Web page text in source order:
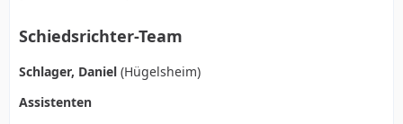
Schiedsrichter-Team
Schlager, Daniel (Hügelsheim)
Assistenten